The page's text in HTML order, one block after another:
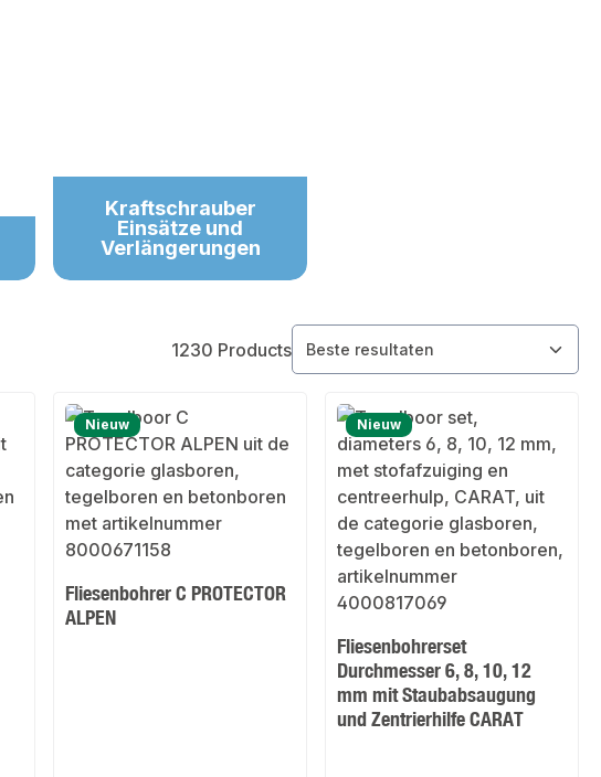
Kraftschrauber
Einsätze und
Verlängerungen
1230 Products
Nieuw
Fliesenbohrer C PROTECTOR
ALPEN
Nieuw
Fliesenbohrerset
Durchmesser 6, 8, 10, 12
mm mit Staubabsaugung
und Zentrierhilfe CARAT